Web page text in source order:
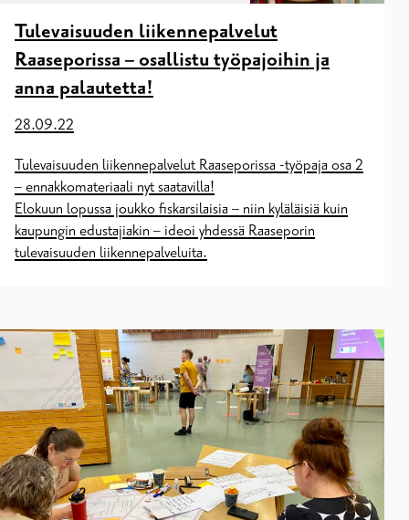
Tulevaisuuden liikennepalvelut
Raaseporissa – osallistu työpajoihin ja
anna palautetta!
28.09.22
Tulevaisuuden liikennepalvelut Raaseporissa -työpaja osa 2
– ennakkomateriaali nyt saatavilla!
Elokuun lopussa joukko fiskarsilaisia – niin kyläläisiä kuin
kaupungin edustajiakin – ideoi yhdessä Raaseporin
tulevaisuuden liikennepalveluita.